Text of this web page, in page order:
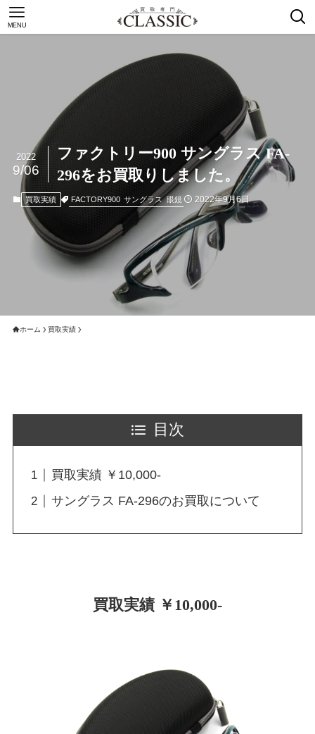
MENU
ファクトリー900 サングラス FA-
296をお買取りしました。
2022
9/06
買取実績 FACTORY900 サングラス 眼鏡 2022年9月6日
ホーム 買取実績
目次
買取実績 ￥10,000-
サングラス FA-296のお買取について
買取実績 ￥10,000-